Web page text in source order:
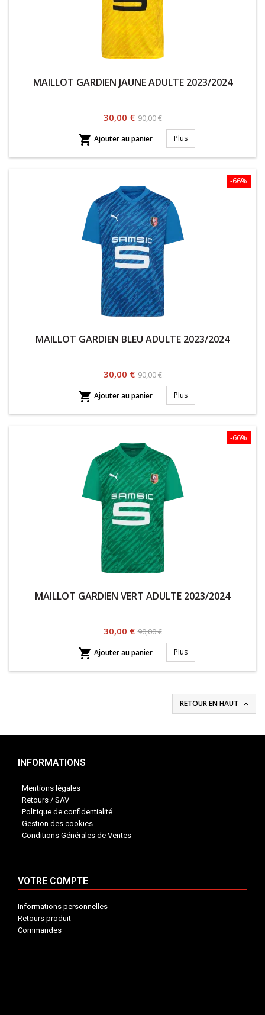
MAILLOT GARDIEN JAUNE ADULTE 2023/2024
Prix
30,00 € Prix
habituel
90,00 €
 Ajouter au panier Plus
-66%
MAILLOT GARDIEN BLEU ADULTE 2023/2024
Prix
30,00 € Prix
habituel
90,00 €
 Ajouter au panier Plus
-66%
MAILLOT GARDIEN VERT ADULTE 2023/2024
Prix
30,00 € Prix
habituel
90,00 €
 Ajouter au panier Plus
RETOUR EN HAUT 
INFORMATIONS
Mentions légales
Retours / SAV
Politique de confidentialité
Gestion des cookies
Conditions Générales de Ventes
VOTRE COMPTE
Informations personnelles
Retours produit
Commandes